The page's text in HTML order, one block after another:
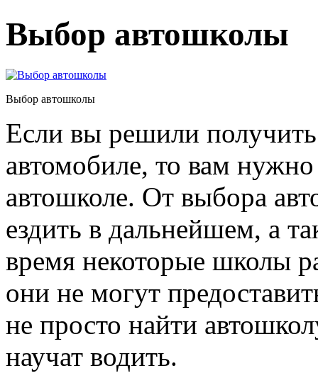
Выбор автошколы
Выбор автошколы
Если вы решили получить
автомобиле, то вам
автошколе. От выбора
ездить в дальнейшем, а
время некоторые школы
они не могут
не просто найти
научат водить.